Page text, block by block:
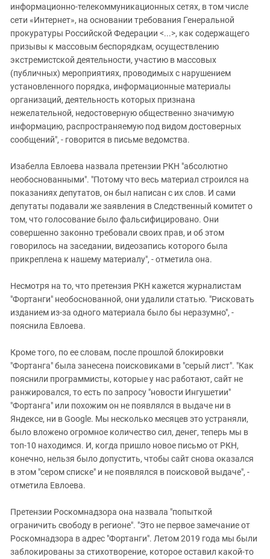
информационно-телекоммуникационных сетях, в том числе
сети «Интернет», на основании требования Генеральной
прокуратуры Российской Федерации <...>, как содержащего
призывы к массовым беспорядкам, осуществлению
экстремистской деятельности, участию в массовых
(публичных) мероприятиях, проводимых с нарушением
установленного порядка, информационные материалы
организаций, деятельность которых признана
нежелательной, недостоверную общественно значимую
информацию, распространяемую под видом достоверных
сообщений", - говорится в письме ведомства.
Изабелла Евлоева назвала претензии РКН "абсолютно
необоснованными". "Потому что весь материал строился на
показаниях депутатов, он был написан с их слов. И сами
депутаты подавали же заявления в Следственный комитет о
том, что голосование было фальсифицировано. Они
совершенно законно требовали своих прав, и об этом
говорилось на заседании, видеозапись которого была
прикреплена к нашему материалу", - отметила она.
Несмотря на то, что претензия РКН кажется журналистам
"Фортанги" необоснованной, они удалили статью. "Рисковать
изданием из-за одного материала было бы неразумно", -
пояснила Евлоева.
Кроме того, по ее словам, после прошлой блокировки
"Фортанга" была занесена поисковиками в "серый лист". "Как
пояснили программисты, которые у нас работают, сайт не
ранжировался, то есть по запросу "новости Ингушетии"
"Фортанга" или похожим он не появлялся в выдаче ни в
Яндексе, ни в Google. Мы несколько месяцев это устраняли,
было вложено огромное количество сил, денег, теперь мы в
топ-10 находимся. И, когда пришло новое письмо от РКН,
конечно, нельзя было допустить, чтобы сайт снова оказался
в этом "сером списке" и не появлялся в поисковой выдаче", -
отметила Евлоева.
Претензии Роскомнадзора она назвала "попыткой
ограничить свободу в регионе". "Это не первое замечание от
Роскомнадзора в адрес "Фортанги". Летом 2019 года мы были
заблокированы за стихотворение, которое оставил какой-то